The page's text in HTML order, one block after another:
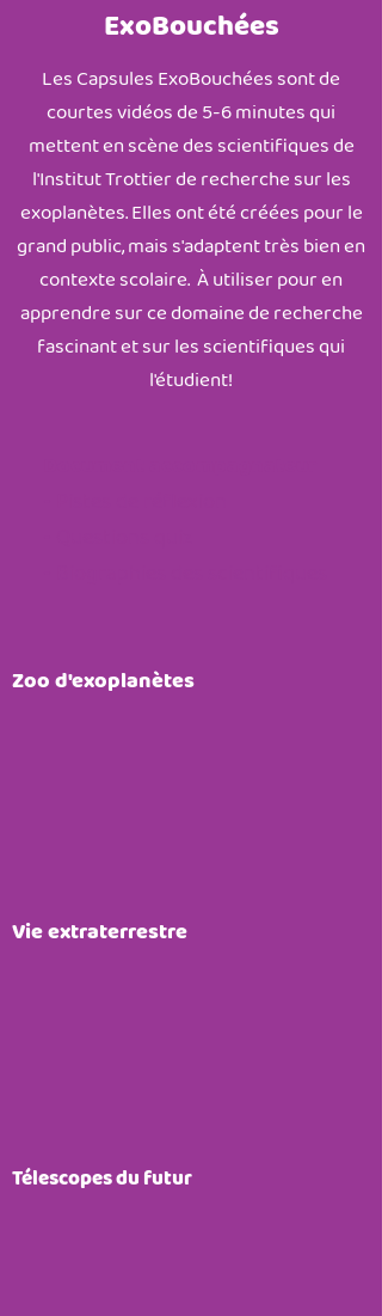
ExoBouchées
Les Capsules ExoBouchées sont de
courtes vidéos de 5-6 minutes qui
mettent en scène des scientifiques de
l'Institut Trottier de recherche sur les
exoplanètes. Elles ont été créées pour le
grand public, mais s'adaptent très bien en
contexte scolaire. À utiliser pour en
apprendre sur ce domaine de recherche
fascinant et sur les scientifiques qui
l'étudient!
Zoo d'exoplanètes
Vie extraterrestre
Télescopes du futur